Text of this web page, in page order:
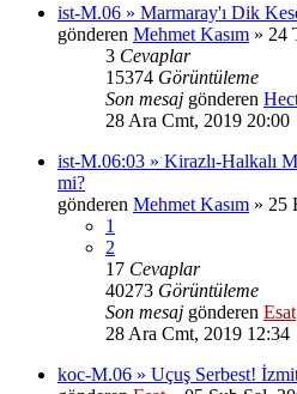
ist-M.06 » Marmaray'ı Dik
gönderen Mehmet Kasım » 24
3 Cevaplar
15374 Görüntüleme
Son mesaj gönderen
28 Ara Cmt, 2019 20:00
ist-M.06:03 » Kirazlı-Halkalı
mi?
gönderen Mehmet Kasım » 25
1
2
17 Cevaplar
40273 Görüntüleme
Son mesaj gönderen Esat
28 Ara Cmt, 2019 12:34
koc-M.06 » Uçuş Serbest!